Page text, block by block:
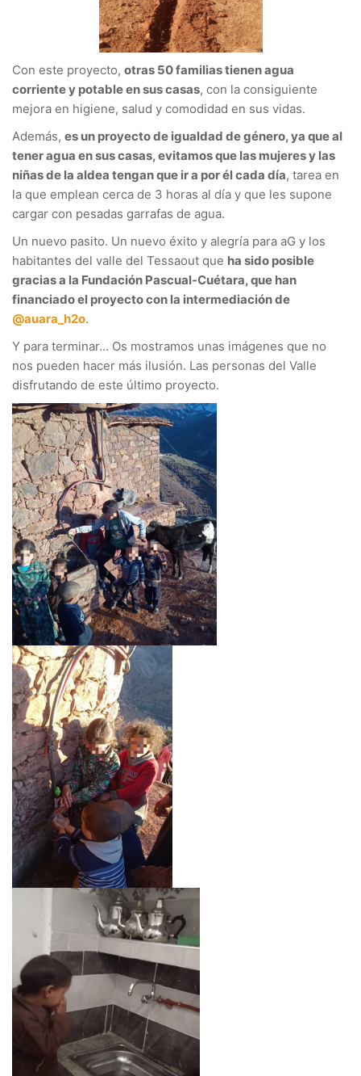
Con este proyecto, otras 50 familias tienen agua
corriente y potable en sus casas, con la consiguiente
mejora en higiene, salud y comodidad en sus vidas.
Además, es un proyecto de igualdad de género, ya que al
tener agua en sus casas, evitamos que las mujeres y las
niñas de la aldea tengan que ir a por él cada día, tarea en
la que emplean cerca de 3 horas al día y que les supone
cargar con pesadas garrafas de agua.
Un nuevo pasito. Un nuevo éxito y alegría para aG y los
habitantes del valle del Tessaout que ha sido posible
gracias a la Fundación Pascual-Cuétara, que han
financiado el proyecto con la intermediación de
@auara_h2o.
Y para terminar… Os mostramos unas imágenes que no
nos pueden hacer más ilusión. Las personas del Valle
disfrutando de este último proyecto.